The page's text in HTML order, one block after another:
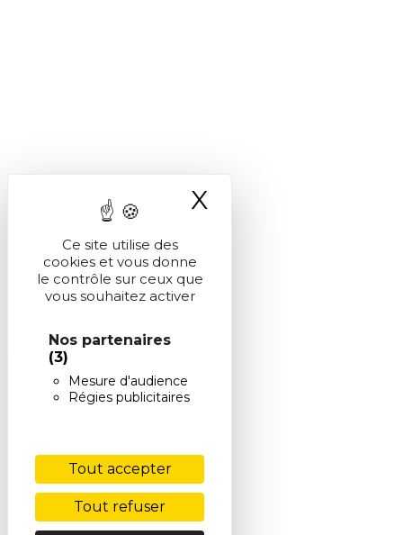
Ce site utilise des
cookies et vous donne
le contrôle sur ceux que
vous souhaitez activer
Nos partenaires
(3)
Mesure d'audience
Régies publicitaires
Tout accepter
Tout refuser
X